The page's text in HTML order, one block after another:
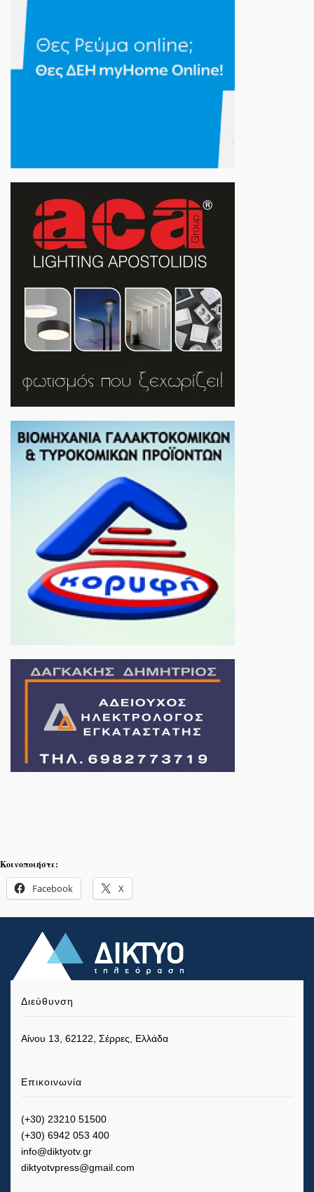
Κοινοποιήστε:
Facebook X
Διεύθυνση
Αίνου 13, 62122, Σέρρες, Ελλάδα
Επικοινωνία
(+30) 23210 51500
(+30) 6942 053 400
info@diktyotv.gr
diktyotvpress@gmail.com